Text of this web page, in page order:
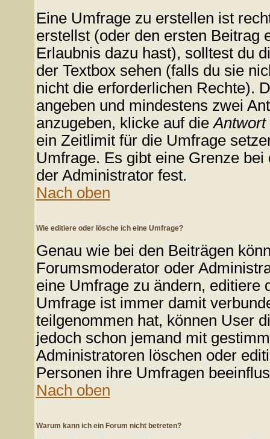
Eine Umfrage zu erstellen ist
erstellst (oder den ersten Beitrag
Erlaubnis dazu hast), solltest du
der Textbox sehen (falls du sie
nicht die erforderlichen Rechte).
angeben und mindestens zwei
anzugeben, klicke auf dieAntwort
ein Zeitlimit für die Umfrage
Umfrage. Es gibt eine Grenze
der Administrator fest.
Nach oben
Wie editiere oder lösche ich eine Umfrage?
Genau wie bei den Beiträgen
Forumsmoderator oder
eine Umfrage zu ändern, editiere
Umfrage ist immer damit
teilgenommen hat, können User
jedoch schon jemand mit
Administratoren löschen oder
Personen ihre Umfragen
Nach oben
Warum kann ich ein Forum nicht betreten?